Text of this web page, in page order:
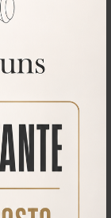
unaEstación